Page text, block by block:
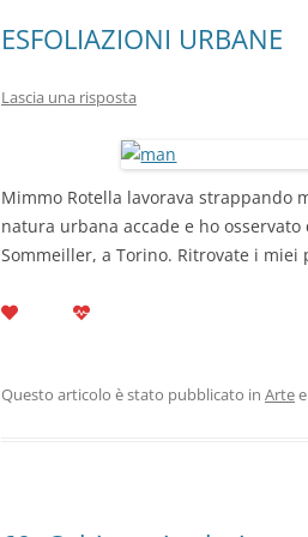
ESFOLIAZIONI URBANE
Lascia una risposta
Mimmo Rotella lavorava strappando
natura urbana accade e ho
Sommeiller, a Torino. Ritrovate i miei
Questo articolo è stato pubblicato in Arte